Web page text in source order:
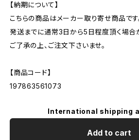
【納期について】
こちらの商品はメーカー取り寄せ商品です
発送までに通常3日から5日程度頂く場合
ご了承の上、ご注文下さいませ。
【商品コード】
197863561073
International shipping
Add to cart